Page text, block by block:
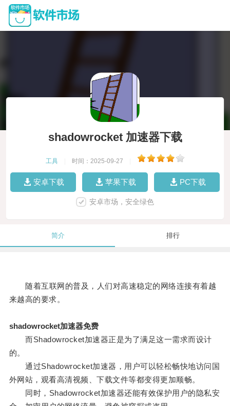
shadowrocket 加速器下载
工具 时间：2025-09-27
安卓下载 苹果下载 PC下载
安卓市场，安全绿色
简介 排行
随着互联网的普及，人们对高速稳定的网络连接有着越
来越高的要求。
shadowrocket加速器免费
而Shadowrocket加速器正是为了满足这一需求而设计
的。
通过Shadowrocket加速器，用户可以轻松畅快地访问国
外网站，观看高清视频、下载文件等都变得更加顺畅。
同时，Shadowrocket加速器还能有效保护用户的隐私安